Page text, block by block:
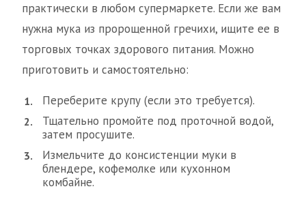
практически в любом супермаркете. Если же вам
нужна мука из пророщенной гречихи, ищите ее в
торговых точках здорового питания. Можно
приготовить и самостоятельно:
Переберите крупу (если это требуется).
Тщательно промойте под проточной водой,
затем просушите.
Измельчите до консистенции муки в
блендере, кофемолке или кухонном
комбайне.